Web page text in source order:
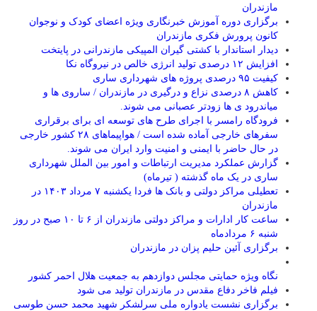
مازندران
برگزاری دوره آموزش خبرنگاری ویژه اعضای کودک و نوجوان
کانون پرورش فکری مازندران
دیدار استاندار با کشتی گیران المپیکی مازندرانی در پایتخت
افزایش ۱۲ درصدی تولید انرژی خالص در نیروگاه نکا
کیفیت ۹۵ درصدی پروژه های شهرداری ساری
کاهش ۸ درصدی نزاع و درگیری در مازندران / ساروی ها و
میاندرود ی ها زودتر عصبانی می شوند.
فرودگاه رامسر با اجرای طرح های توسعه ای برای برقراری
سفرهای خارجی آماده شده است / هواپیماهای ۲۸ کشور خارجی
در حال حاضر با ایمنی و امنیت وارد ایران می شوند.
گزارش عملکرد مدیریت ارتباطات و امور بین الملل شهرداری
ساری در یک ماه گذشته ( تیرماه)
تعطیلی مراکز دولتی و بانک ها فردا یکشنبه ۷ مرداد ۱۴۰۳ در
مازندران
ساعت کار ادارات و مراکز دولتی مازندران از ۶ تا ۱۰ صبح در روز
شنبه ۶ مردادماه
برگزاری آئین حلیم پزان در مازندران
نگاه ویژه حمایتی مجلس دوازدهم به جمعیت هلال احمر کشور
فیلم فاخر دفاع مقدس در مازندران تولید می شود
برگزاری نشست یادواره ملی سرلشکر شهید محمد حسن طوسی